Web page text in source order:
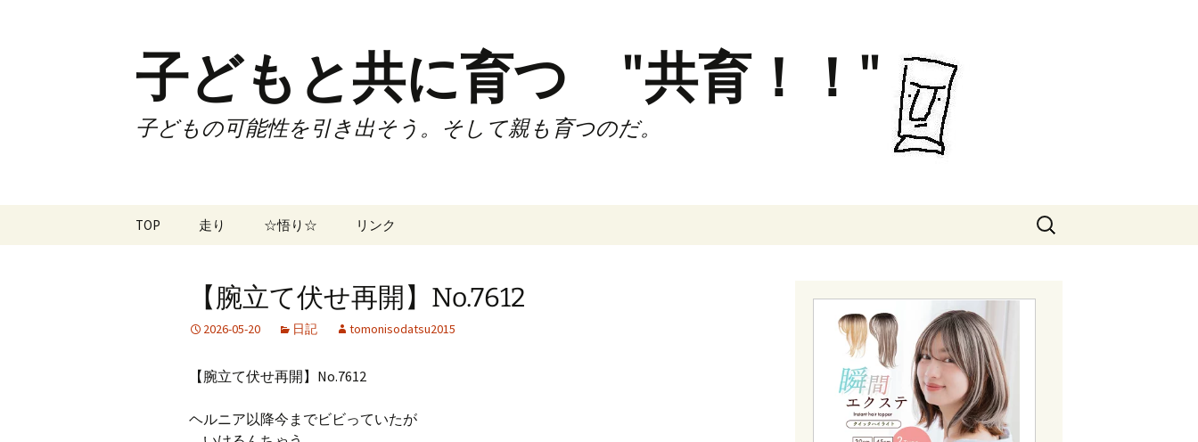
子どもと共に育つ "共育！！"
子どもの可能性を引き出そう。そして親も育つのだ。
TOP 走り
試合
☆悟り☆ リンク
ブ
検
索:
【腕立て伏せ再開】No.7612
2026-05-20 日記 tomonisodatsu2015
【腕立て伏せ再開】No.7612
ヘルニア以降今までビビっていたが